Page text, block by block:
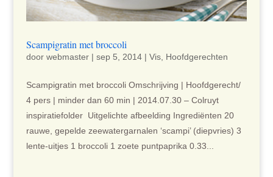
Scampigratin met broccoli
door webmaster| sep 5, 2014| Vis, Hoofdgerechten
Scampigratin met broccoli Omschrijving | Hoofdgerecht/
4 pers | minder dan 60 min | 2014.07.30 – Colruyt
inspiratiefolder Uitgelichte afbeelding Ingrediënten 20
rauwe, gepelde zeewatergarnalen ‘scampi’ (diepvries) 3
lente-uitjes 1 broccoli 1 zoete puntpaprika 0.33...